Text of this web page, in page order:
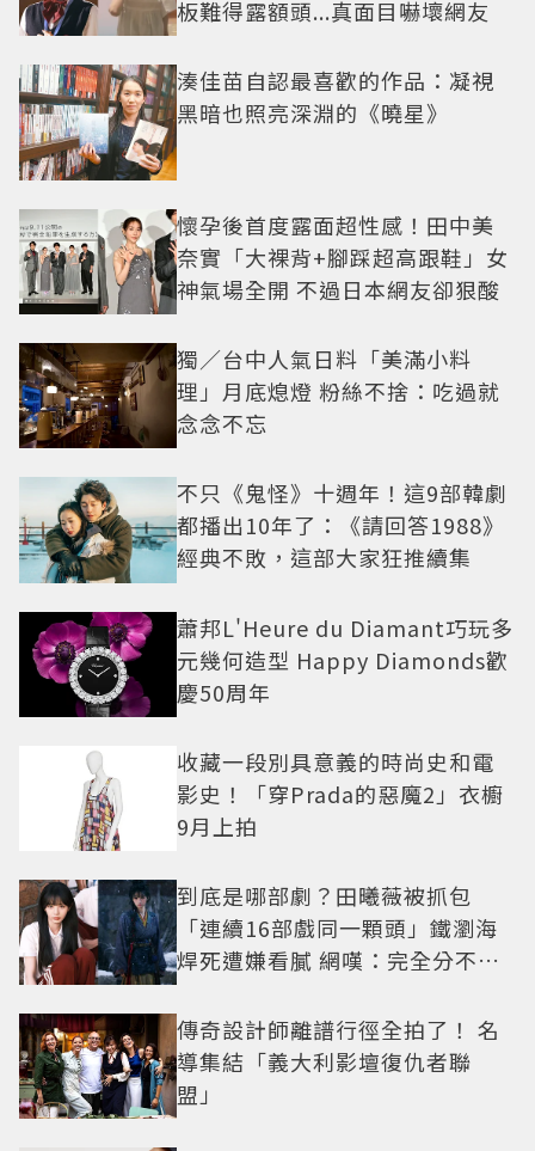
板難得露額頭...真面目嚇壞網友
湊佳苗自認最喜歡的作品：凝視
黑暗也照亮深淵的《曉星》
懷孕後首度露面超性感！田中美
奈實「大裸背+腳踩超高跟鞋」女
神氣場全開 不過日本網友卻狠酸
獨／台中人氣日料「美滿小料
理」月底熄燈 粉絲不捨：吃過就
念念不忘
不只《鬼怪》十週年！這9部韓劇
都播出10年了：《請回答1988》
經典不敗，這部大家狂推續集
蕭邦L'Heure du Diamant巧玩多
元幾何造型 Happy Diamonds歡
慶50周年
收藏一段別具意義的時尚史和電
影史！「穿Prada的惡魔2」衣櫥
9月上拍
到底是哪部劇？田曦薇被抓包
「連續16部戲同一顆頭」鐵瀏海
焊死遭嫌看膩 網嘆：完全分不出
傳奇設計師離譜行徑全拍了！ 名
導集結「義大利影壇復仇者聯
盟」